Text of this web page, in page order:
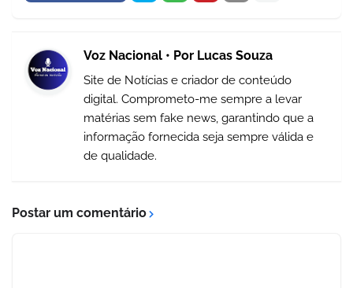
Voz Nacional • Por Lucas Souza
Site de Notícias e criador de conteúdo
digital. Comprometo-me sempre a levar
matérias sem fake news, garantindo que a
informação fornecida seja sempre válida e
de qualidade.
Postar um comentário